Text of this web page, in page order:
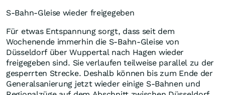
S-Bahn-Gleise wieder freigegeben
Für etwas Entspannung sorgt, dass seit dem
Wochenende immerhin die S-Bahn-Gleise von
Düsseldorf über Wuppertal nach Hagen wieder
freigegeben sind. Sie verlaufen teilweise parallel zu der
gesperrten Strecke. Deshalb können bis zum Ende der
Generalsanierung jetzt wieder einige S-Bahnen und